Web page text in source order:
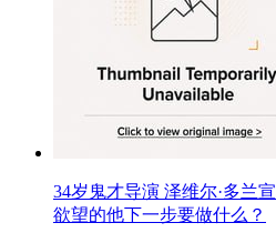
34岁鬼才导演 泽维尔·多兰
欲望的他下一步要做什么？